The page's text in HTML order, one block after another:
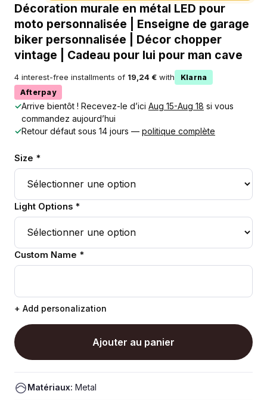
Décoration murale en métal LED pour
moto personnalisée | Enseigne de garage
biker personnalisée | Décor chopper
vintage | Cadeau pour lui pour man cave
4 interest-free installments of 19,24 € with
Klarna
Afterpay
✓Arrive bientôt ! Recevez-le d’ici Aug 15-Aug 18 si vous
commandez aujourd’hui
✓Retour défaut sous 14 jours — politique complète
Size *
Light Options *
Custom Name *
+ Add personalization
Ajouter au panier
Matériaux: Metal